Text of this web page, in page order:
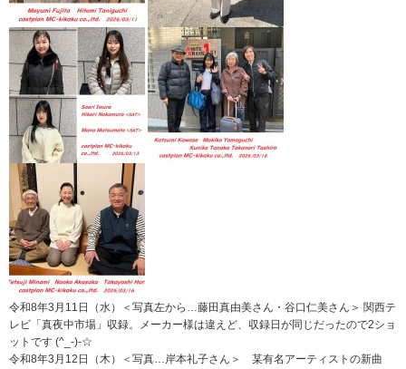
令和8年3月11日（水）＜写真左から…藤田真由美さん・谷口仁美さん＞ 関西テ
レビ「真夜中市場」収録。メーカー様は違えど、収録日が同じだったので2ショ
ットです (^_-)-☆
令和8年3月12日（木）＜写真…岸本礼子さん＞ 某有名アーティストの新曲